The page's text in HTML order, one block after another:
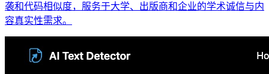
袭和代码相似度，服务于大学、出版商和企业的学术诚信与内
容真实性需求。